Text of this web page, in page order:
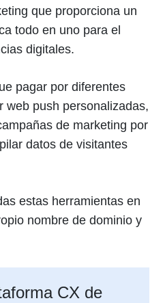
que proporciona un
todo en uno para el
digitales.
pagar por diferentes
web push personalizadas,
de marketing por
datos de visitantes
estas herramientas en
nombre de dominio y
CX de